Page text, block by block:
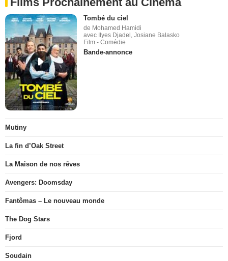
Tombé du ciel
de Mohamed Hamidi
avec Ilyes Djadel, Josiane Balasko
Film - Comédie
Bande-annonce
Mutiny
La fin d’Oak Street
La Maison de nos rêves
Avengers: Doomsday
Fantômas – Le nouveau monde
The Dog Stars
Fjord
Soudain